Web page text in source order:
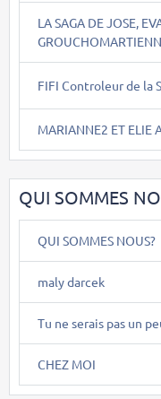
LA SAGA DE JOSE,
FIFI Controleur de la
MARIANNE2 ET ELIE
QUI SOMMES
QUI SOMMES NOUS?
maly darcek
Tu ne serais pas un
CHEZ MOI